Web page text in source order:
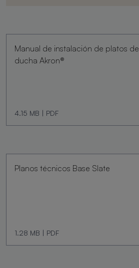
Manual de instalación de platos de
ducha Akron®
4.15 MB | PDF
Planos técnicos Base Slate
1.28 MB | PDF